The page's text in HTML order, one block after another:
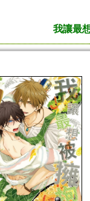
我讓最